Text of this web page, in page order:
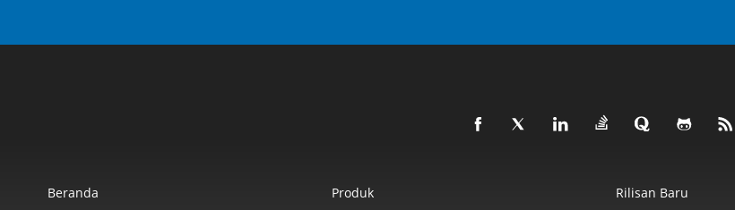
Beranda Produk Rilisan Baru